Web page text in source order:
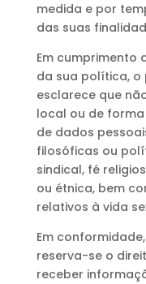
medida e por
das suas
Em cumprimento
da sua política,
esclarece que
local ou de
de dados
filosóficas ou
sindical, fé
ou étnica, bem
relativos à vida
Em
reserva-se o
receber